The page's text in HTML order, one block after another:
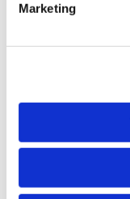
Marketing